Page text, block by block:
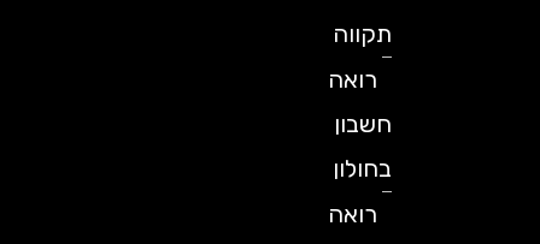
תקווה
רואה
חשבון
בחולון
רואה